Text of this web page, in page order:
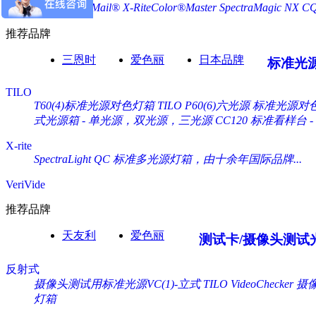
X-Rite ColorMail® X-RiteColor®Master SpectraMagic NX
推荐品牌
三恩时 爱色丽 日本品牌 标准光
TILO
T60(4)标准光源对色灯箱 TILO P60(6)六光源 标准光源对
式光源箱 - 单光源，双光源，三光源 CC120 标准看样台
X-rite
SpectraLight QC 标准多光源灯箱，由十余年国际品牌...
VeriVide
推荐品牌
天友利 爱色丽 测试卡/摄像头测试
反射式
摄像头测试用标准光源VC(1)-立式 TILO VideoChecker 摄
灯箱